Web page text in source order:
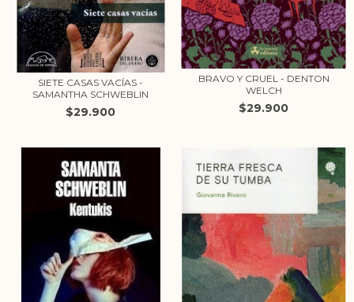
SIETE CASAS VACÍAS -
SAMANTHA SCHWEBLIN
$29.900
BRAVO Y CRUEL - DENTON
WELCH
$29.900